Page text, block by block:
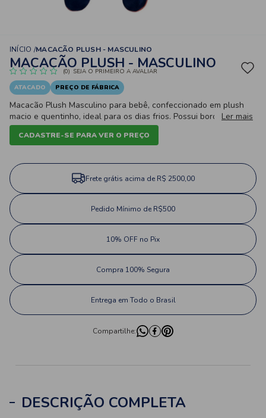
INÍCIO MACACÃO PLUSH - MASCULINO
MACACÃO PLUSH - MASCULINO
(0) SEJA O PRIMEIRO A AVALIAR
ATACADO
PREÇO DE FÁBRICA
Macacão Plush Masculino para bebê, confeccionado em plush
macio e quentinho, ideal para os dias frios. Possui bordado
frontal delicado, manga longa, gola contrastante, fechamento
com botões de pressão e pezinho fechado para maior conforto
Ler mais
CADASTRE-SE PARA VER O PREÇO
Frete grátis acima de R$ 2500,00
Pedido Mínimo de R$500
10% OFF no Pix
Compra 100% Segura
Entrega em Todo o Brasil
Compartilhe:
DESCRIÇÃO COMPLETA